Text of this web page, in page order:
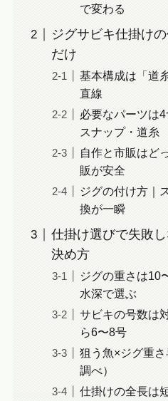
で変わる
ジグサビキ仕掛け
だけ
基本構成は「道
直線
必要なパーツは
スナップ・道糸
自作と市販はど
販が安全
ジグの付け方｜
換が一瞬
仕掛け選びで失敗
決め方
ジグの重さは10
水深で選ぶ
サビキの号数は
ら6〜8号
狙う魚×ジグ重
調べ）
仕掛けの全長は